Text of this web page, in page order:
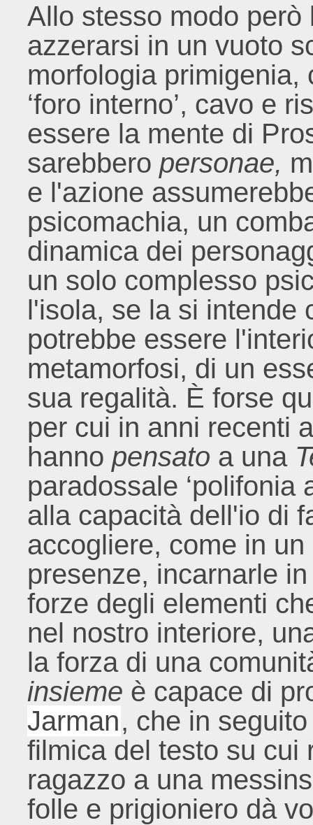
Allo stesso modo
azzerarsi in un vuoto
morfologia primigenia,
‘foro interno’, cavo e
essere la mente di
sarebberopersonae,
e l'azione
psicomachia, un
dinamica dei
un solo complesso
l'isola, se la si intende
potrebbe essere
metamorfosi, di un
sua regalità. È forse
per cui in anni recenti
hannopensato a una
paradossale ‘polifonia
alla capacità dell'io di
accogliere, come in
presenze, incarnarle
forze degli elementi
nel nostro interiore,
la forza di una
insieme è capace di
Jarman, che in
filmica del testo su cui
ragazzo a una
folle e prigioniero dà